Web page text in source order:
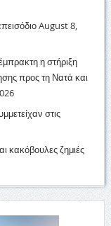
August 8,
η στήριξη
προς τη Νατά και
στις
κακόβουλες ζημιές